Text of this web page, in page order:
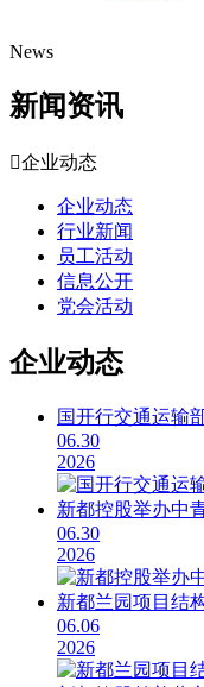
News
新闻资讯
企业动态
企业动态
行业新闻
员工活动
信息公开
党会活动
企业动态
国开行交通运输
06.30
2026
新都控股举办中
06.30
2026
新都兰园项目结
06.06
2026